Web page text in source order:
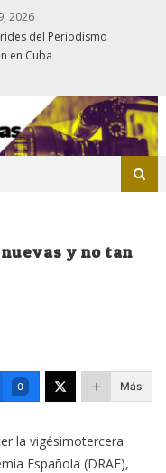
2026
del Periodismo
en Cuba
y no tan
0 Más
la vigésimotercera
Española (DRAE),